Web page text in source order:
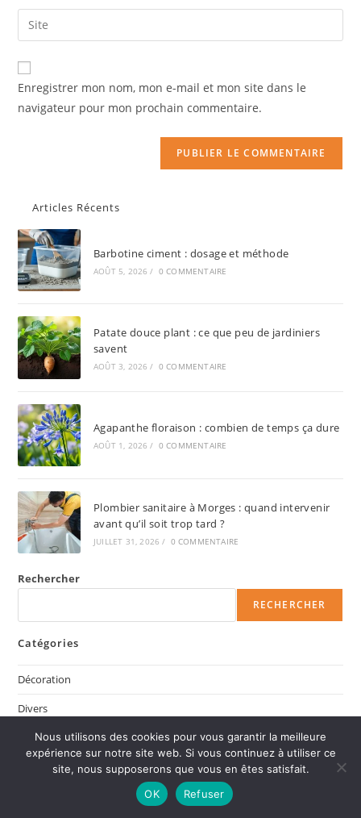
Enregistrer mon nom, mon e-mail et mon site dans le
navigateur pour mon prochain commentaire.
Articles Récents
Barbotine ciment : dosage et méthode
AOÛT 5, 2026 / 0 COMMENTAIRE
Patate douce plant : ce que peu de jardiniers
savent
AOÛT 3, 2026 / 0 COMMENTAIRE
Agapanthe floraison : combien de temps ça dure
AOÛT 1, 2026 / 0 COMMENTAIRE
Plombier sanitaire à Morges : quand intervenir
avant qu’il soit trop tard ?
JUILLET 31, 2026 / 0 COMMENTAIRE
Rechercher
RECHERCHER
Catégories
Décoration
Divers
Fleurs et Plantes
Gastronomie
Nous utilisons des cookies pour vous garantir la meilleure
expérience sur notre site web. Si vous continuez à utiliser ce
site, nous supposerons que vous en êtes satisfait.
OK
Refuser